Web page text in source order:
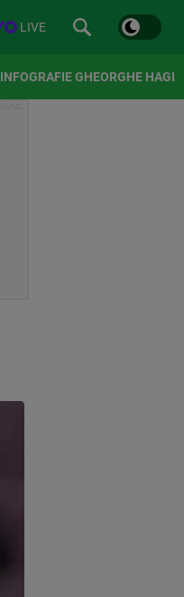
LIVE
INFOGRAFIE GHEORGHE HAGI